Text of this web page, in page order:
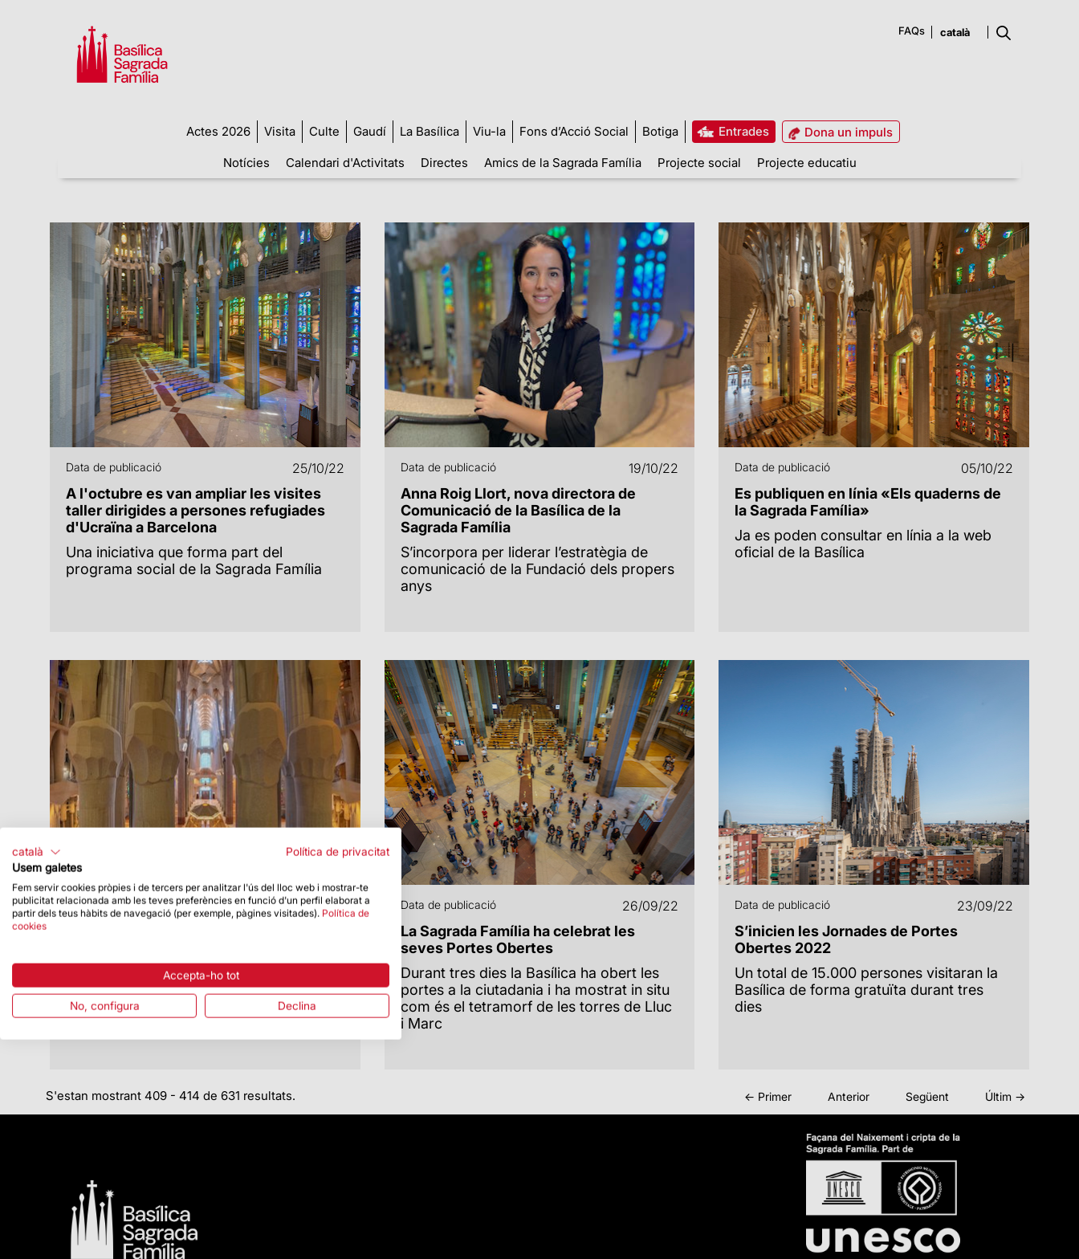
FAQs
Actes 2026 Visita Culte Gaudí La Basílica Viu-la Fons d’Acció Social Botiga Entrades
Dona un impuls
Notícies
Calendari d'Activitats Directes Amics de la Sagrada Família Projecte social Projecte educatiu
Data de publicació 25/10/22
A l'octubre es van ampliar les visites
taller dirigides a persones refugiades
d'Ucraïna a Barcelona
Una iniciativa que forma part del
programa social de la Sagrada Família
Data de publicació 19/10/22
Anna Roig Llort, nova directora de
Comunicació de la Basílica de la
Sagrada Família
S’incorpora per liderar l’estratègia de
comunicació de la Fundació dels propers
anys
Data de publicació 05/10/22
Es publiquen en línia «Els quaderns de
la Sagrada Família»
Ja es poden consultar en línia a la web
oficial de la Basílica
Data de publicació 27/09/22
Tindrà lloc el pròxim dia 2 d’octubre i es
podrà seguir en directe
Data de publicació 26/09/22
La Sagrada Família ha celebrat les
seves Portes Obertes
Durant tres dies la Basílica ha obert les
portes a la ciutadania i ha mostrat in situ
com és el tetramorf de les torres de Lluc
i Marc
Data de publicació 23/09/22
S’inicien les Jornades de Portes
Obertes 2022
Un total de 15.000 persones visitaran la
Basílica de forma gratuïta durant tres
dies
S'estan mostrant 409 - 414 de 631 resultats. ← Primer Anterior Següent Últim →
català
Política de privacitat
Usem galetes
Fem servir cookies pròpies i de tercers per analitzar l'ús del lloc web i mostrar-te
publicitat relacionada amb les teves preferències en funció d'un perfil elaborat a
partir dels teus hàbits de navegació (per exemple, pàgines visitades). Política de
cookies
Accepta-ho tot
No, configura Declina